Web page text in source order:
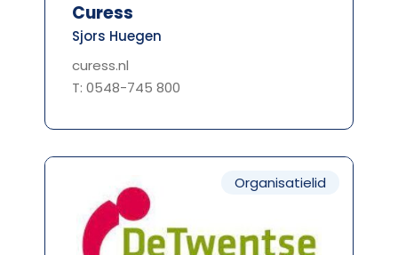
Curess
Sjors Huegen
curess.nl
T: 0548-745 800
Organisatielid